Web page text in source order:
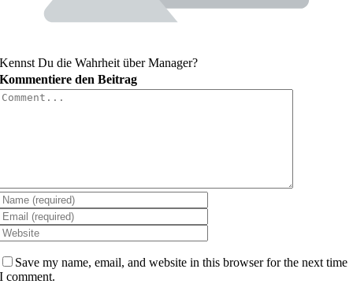
Kennst Du die Wahrheit über Manager?
Kommentiere den Beitrag
Save my name, email, and website in this browser for the next time
I comment.